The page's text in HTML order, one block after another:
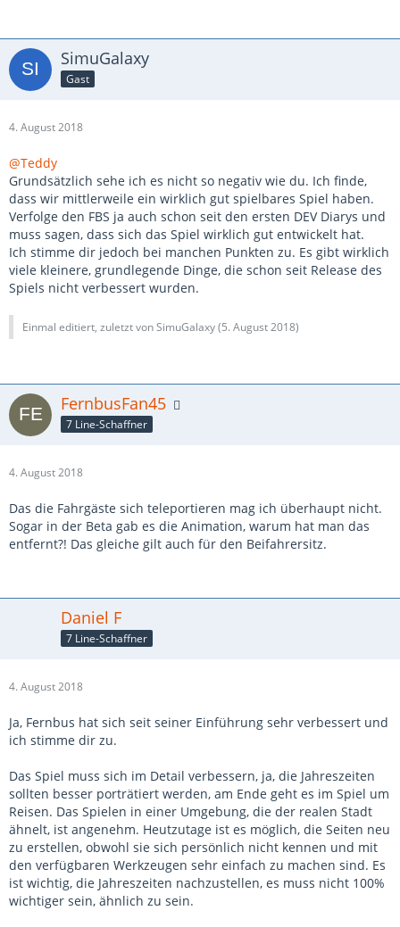
SimuGalaxy
Gast
4. August 2018
@Teddy
Grundsätzlich sehe ich es nicht so negativ wie du. Ich finde,
dass wir mittlerweile ein wirklich gut spielbares Spiel haben.
Verfolge den FBS ja auch schon seit den ersten DEV Diarys und
muss sagen, dass sich das Spiel wirklich gut entwickelt hat.
Ich stimme dir jedoch bei manchen Punkten zu. Es gibt wirklich
viele kleinere, grundlegende Dinge, die schon seit Release des
Spiels nicht verbessert wurden.
Einmal editiert, zuletzt von SimuGalaxy (5. August 2018)
FernbusFan45
7 Line-Schaffner
4. August 2018
Das die Fahrgäste sich teleportieren mag ich überhaupt nicht.
Sogar in der Beta gab es die Animation, warum hat man das
entfernt?! Das gleiche gilt auch für den Beifahrersitz.
Daniel F
7 Line-Schaffner
4. August 2018
Ja, Fernbus hat sich seit seiner Einführung sehr verbessert und
ich stimme dir zu.
Das Spiel muss sich im Detail verbessern, ja, die Jahreszeiten
sollten besser porträtiert werden, am Ende geht es im Spiel um
Reisen. Das Spielen in einer Umgebung, die der realen Stadt
ähnelt, ist angenehm. Heutzutage ist es möglich, die Seiten neu
zu erstellen, obwohl sie sich persönlich nicht kennen und mit
den verfügbaren Werkzeugen sehr einfach zu machen sind. Es
ist wichtig, die Jahreszeiten nachzustellen, es muss nicht 100%
wichtiger sein, ähnlich zu sein.